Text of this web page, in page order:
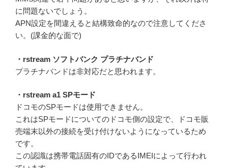
に問題ないでしょう。
APN設定を間違えると結構致命的なので注意してくださ
い。(課金的な面で)
・rstream ソフトバンク プラチナバンド
プラチナバンドは非対応だと思われます。
・rstream a1 SPモード
ドコモのSPモードは使用できません。
これはSPモードについてのドコモ側の設定で、ドコモ販
売端末以外の接続を受け付けないようになっているため
です。
この認識は携帯電話固有のIDであるIMEIによって行われ